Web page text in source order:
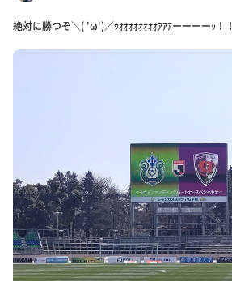
絶対に勝つぞ＼( 'ω')／ｳｵｵｵｵｵｵｵｵｱｱｱーーーーｯ！！